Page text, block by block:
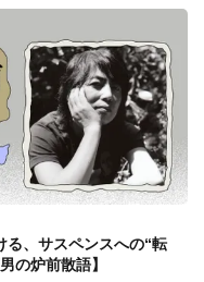
る、サスペンスへの“転
の炉前散語】